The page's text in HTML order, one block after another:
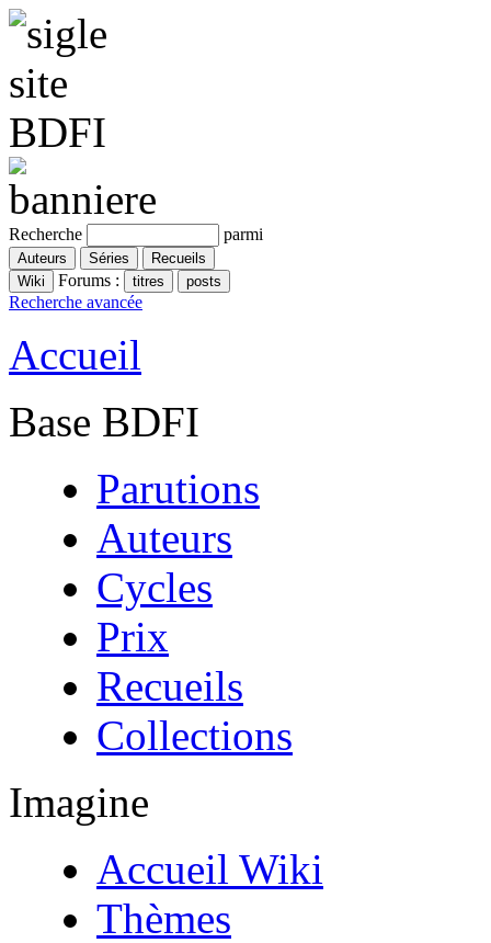
Recherche parmi
Forums :
Recherche avancée
Accueil
Base BDFI
Parutions
Auteurs
Cycles
Prix
Recueils
Collections
Imagine
Accueil Wiki
Thèmes